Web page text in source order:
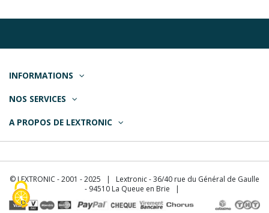
INFORMATIONS
NOS SERVICES
A PROPOS DE LEXTRONIC
© LEXTRONIC - 2001 - 2025 | Lextronic - 36/40 rue du Général de Gaulle
- 94510 La Queue en Brie |